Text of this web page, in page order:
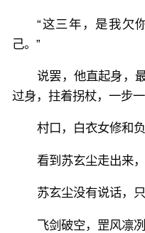
“这三年，是我欠
己。”
说罢，他直起身，
过身，拄着拐杖，一步
村口，白衣女修和
看到苏玄尘走出来
苏玄尘没有说话，
飞剑破空，罡风凛冽